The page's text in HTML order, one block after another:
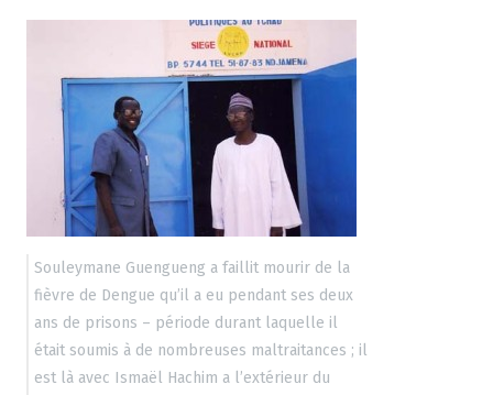
Souleymane Guengueng a faillit mourir de la
fièvre de Dengue qu’il a eu pendant ses deux
ans de prisons – période durant laquelle il
était soumis à de nombreuses maltraitances ; il
est là avec Ismaël Hachim a l’extérieur du